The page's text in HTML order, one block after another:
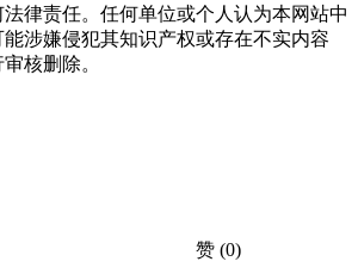
律责任。任何单位或个人认为本网站中
涉嫌侵犯其知识产权或存在不实内容
核删除。
赞 (0)